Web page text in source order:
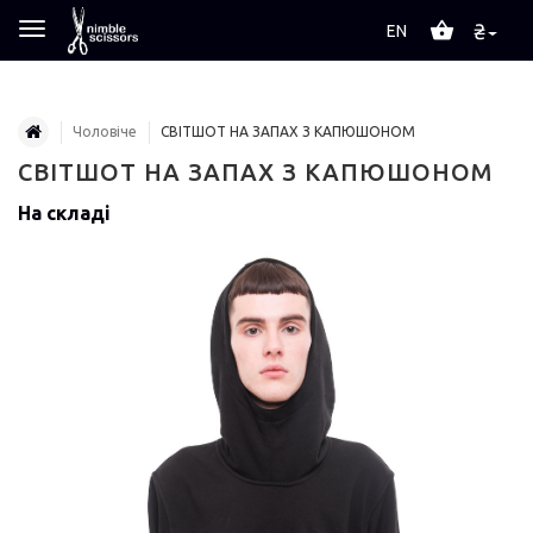
₴
EN
Чоловіче СВІТШОТ НА ЗАПАХ З КАПЮШОНОМ
СВІТШОТ НА ЗАПАХ З КАПЮШОНОМ
На складі